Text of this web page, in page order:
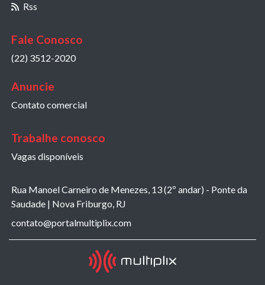
Rss
Fale Conosco
(22) 3512-2020
Anuncie
Contato comercial
Trabalhe conosco
Vagas disponíveis
Rua Manoel Carneiro de Menezes, 13 (2º andar) - Ponte da
Saudade | Nova Friburgo, RJ
contato@portalmultiplix.com